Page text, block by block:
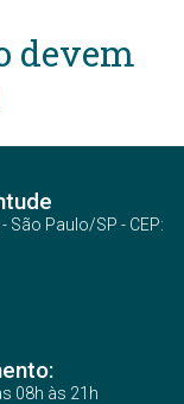
devem
São Paulo/SP - CEP:
08h às 21h